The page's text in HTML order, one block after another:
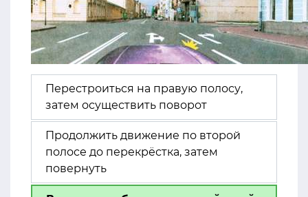
Перестроиться на правую полосу,
затем осуществить поворот
Продолжить движение по второй
полосе до перекрёстка, затем
повернуть